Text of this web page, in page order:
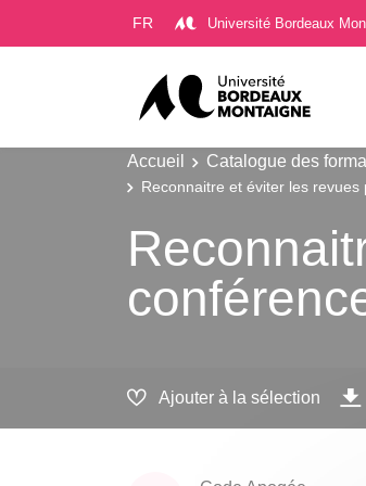
FR Université Bordeaux
Accueil Catalogue des
Reconnaitre et éviter les
Ajouter à la sélection